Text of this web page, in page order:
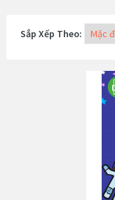
Sắp Xếp Theo: